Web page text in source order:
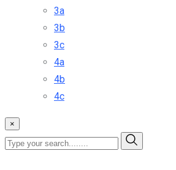
3a
3b
3c
4a
4b
4c
×